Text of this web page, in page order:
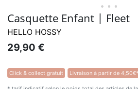
• • •
Casquette Enfant | Fleet
HELLO HOSSY
29,90 €
Click & collect gratuit Livraison à partir de 4,50€*